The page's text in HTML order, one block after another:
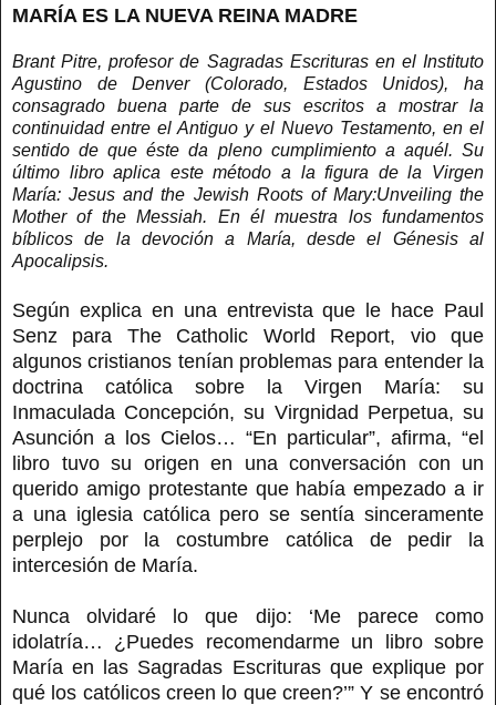
MARÍA ES LA NUEVA REINA MADRE
Brant Pitre, profesor de Sagradas Escrituras en el Instituto
Agustino de Denver (Colorado, Estados Unidos), ha
consagrado buena parte de sus escritos a mostrar la
continuidad entre el Antiguo y el Nuevo Testamento, en el
sentido de que éste da pleno cumplimiento a aquél. Su
último libro aplica este método a la figura de la Virgen
María: Jesus and the Jewish Roots of Mary:Unveiling the
Mother of the Messiah. En él muestra los fundamentos
bíblicos de la devoción a María, desde el Génesis al
Apocalipsis.
Según explica en una entrevista que le hace Paul
Senz para The Catholic World Report, vio que
algunos cristianos tenían problemas para entender la
doctrina católica sobre la Virgen María: su
Inmaculada Concepción, su Virgnidad Perpetua, su
Asunción a los Cielos… “En particular”, afirma, “el
libro tuvo su origen en una conversación con un
querido amigo protestante que había empezado a ir
a una iglesia católica pero se sentía sinceramente
perplejo por la costumbre católica de pedir la
intercesión de María.
Nunca olvidaré lo que dijo: ‘Me parece como
idolatría… ¿Puedes recomendarme un libro sobre
María en las Sagradas Escrituras que explique por
qué los católicos creen lo que creen?’” Y se encontró